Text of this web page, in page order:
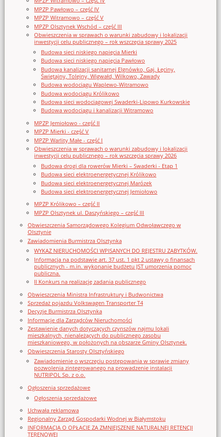
MPZP Pawłowo – część IV
MPZP Witramowo – część V
MPZP Olsztynek Wschód – część III
Obwieszczenia w sprawach o warunki zabudowy i lokalizacji
inwestycji celu publicznego – rok wszczęcia sprawy 2025
Budowa sieci niskiego napięcia Mierki
Budowa sieci niskiego napięcia Pawłowo
Budowa kanalizacji sanitarnej Elgnówko, Gaj, Łęciny,
Świętajny, Tolejny, Wigwałd, Wilkowo, Zawady
Budowa wodociągu Waplewo-Witramowo
Budowa wodociągu Królikowo
Budowa sieci wodociągowej Swaderki-Lipowo Kurkowskie
Budowa wodociągu i kanalizacji Witramowo
MPZP Jemiołowo - część II
MPZP Mierki - część V
MPZP Warlity Małe - część I
Obwieszczenia w sprawach o warunki zabudowy i lokalizacji
inwestycji celu publicznego – rok wszczęcia sprawy 2026
Budowa drogi dla rowerów Mierki – Swaderki - Etap 1
Budowa sieci elektroenergetycznej Królikowo
Budowa sieci elektroenergetycznej Marózek
Budowa sieci elektroenergetycznej Jemiołowo
MPZP Królikowo – część II
MPZP Olsztynek ul. Daszyńskiego – część III
Obwieszczenia Samorządowego Kolegium Odwoławczego w
Olsztynie
Zawiadomienia Burmistrza Olsztynka
WYKAZ NIERUCHOMOŚCI WPISANYCH DO REJESTRU ZABYTKÓW.
Informacja na podstawie art. 37 ust. 1 pkt 2 ustawy o finansach
publicznych - m.in. wykonanie budżetu JST umorzenia pomoc
publiczna.
II Konkurs na realizację zadania publicznego
Obwieszczenia Ministra Infrastruktury i Budwonictwa
Sprzedaż pojazdu Volkswagen Transporter T4
Decyzje Burmistrza Olsztynka
Informacje dla Zarządców Nieruchomości
Zestawienie danych dotyczących czynszów najmu lokali
mieszkalnych, nienależących do publicznego zasobu
mieszkaniowego, w położonych na obszarze Gminy Olsztynek.
Obwieszczenia Starosty Olsztyńskiego
Zawiadomienie o wszczęciu postępowania w sprawie zmiany
pozwolenia zintegrowanego na prowadzenie instalacji
NUTRIPOL Sp. z o.o.
Ogłoszenia sprzedażowe
Ogłoszenia sprzedażowe
Uchwała reklamowa
Regionalny Zarząd Gospodarki Wodnej w Białymstoku
INFORMACJA O OPŁACIE ZA ZMNIEJSZENIE NATURALNEJ RETENCJI
TERENOWEJ